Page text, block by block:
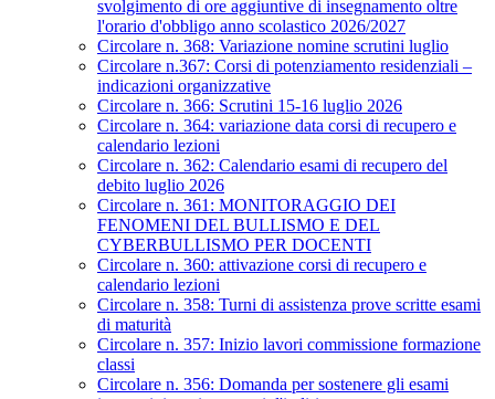
svolgimento di ore aggiuntive di insegnamento oltre
l'orario d'obbligo anno scolastico 2026/2027
Circolare n. 368: Variazione nomine scrutini luglio
Circolare n.367: Corsi di potenziamento residenziali –
indicazioni organizzative
Circolare n. 366: Scrutini 15-16 luglio 2026
Circolare n. 364: variazione data corsi di recupero e
calendario lezioni
Circolare n. 362: Calendario esami di recupero del
debito luglio 2026
Circolare n. 361: MONITORAGGIO DEI
FENOMENI DEL BULLISMO E DEL
CYBERBULLISMO PER DOCENTI
Circolare n. 360: attivazione corsi di recupero e
calendario lezioni
Circolare n. 358: Turni di assistenza prove scritte esami
di maturità
Circolare n. 357: Inizio lavori commissione formazione
classi
Circolare n. 356: Domanda per sostenere gli esami